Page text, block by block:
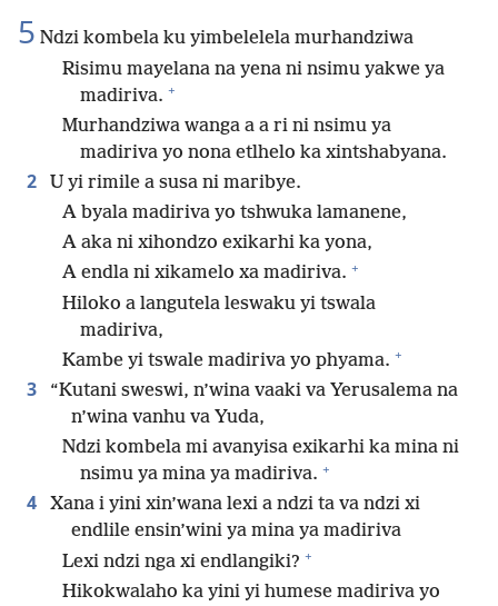
5 Ndzi kombela ku yimbelelela murhandziwa
Risimu mayelana na yena ni nsimu yakwe ya
madiriva. +
Murhandziwa wanga a a ri ni nsimu ya
madiriva yo nona etlhelo ka xintshabyana.
2
U yi rimile a susa ni maribye.
A byala madiriva yo tshwuka lamanene,
A aka ni xihondzo exikarhi ka yona,
A endla ni xikamelo xa madiriva. +
Hiloko a langutela leswaku yi tswala
madiriva,
Kambe yi tswale madiriva yo phyama. +
3
“Kutani sweswi, n’wina vaaki va Yerusalema na
n’wina vanhu va Yuda,
Ndzi kombela mi avanyisa exikarhi ka mina ni
nsimu ya mina ya madiriva. +
4
Xana i yini xin’wana lexi a ndzi ta va ndzi xi
endlile ensin’wini ya mina ya madiriva
Lexi ndzi nga xi endlangiki? +
Hikokwalaho ka yini yi humese madiriva yo